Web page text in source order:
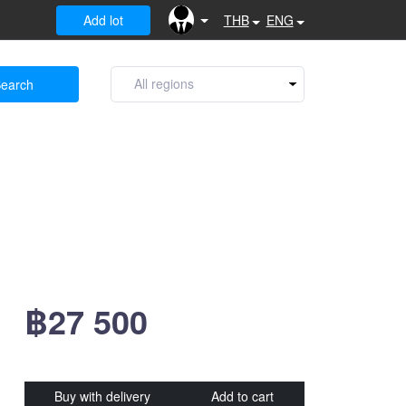
Add lot THB ENG
฿27 500
Buy with delivery Add to cart